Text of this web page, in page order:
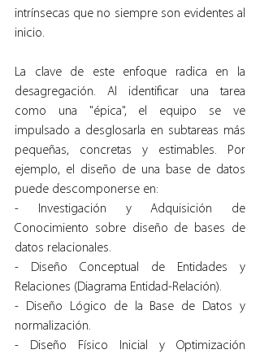
intrínsecas que no siempre son evidentes al
inicio.
La clave de este enfoque radica en la
desagregación. Al identificar una tarea
como una "épica", el equipo se ve
impulsado a desglosarla en subtareas más
pequeñas, concretas y estimables. Por
ejemplo, el diseño de una base de datos
puede descomponerse en:
- Investigación y Adquisición de
Conocimiento sobre diseño de bases de
datos relacionales.
- Diseño Conceptual de Entidades y
Relaciones (Diagrama Entidad-Relación).
- Diseño Lógico de la Base de Datos y
normalización.
- Diseño Físico Inicial y Optimización